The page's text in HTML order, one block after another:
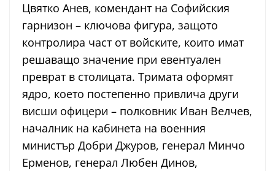
Цвятко Анев, комендант на Софийския
гарнизон – ключова фигура, защото
контролира част от войските, които имат
решаващо значение при евентуален
преврат в столицата. Тримата оформят
ядро, което постепенно привлича други
висши офицери – полковник Иван Велчев,
началник на кабинета на военния
министър Добри Джуров, генерал Минчо
Ерменов, генерал Любен Динов,